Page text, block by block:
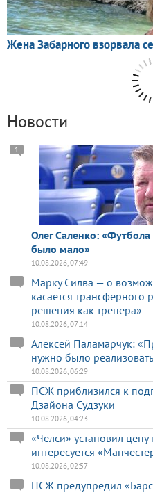
Новости
Олег Саленко:
было мало»
1
10.08.2026, 07:49
Марку Силва — о
касается
решения как тренера»
10.08.2026, 07:14
Алексей Паламарчук:
нужно было
10.08.2026, 06:29
ПСЖ приблизился к
Дзайона Судзуки
10.08.2026, 04:23
«Челси» установил
интересуется
10.08.2026, 02:57
ПСЖ предупредил